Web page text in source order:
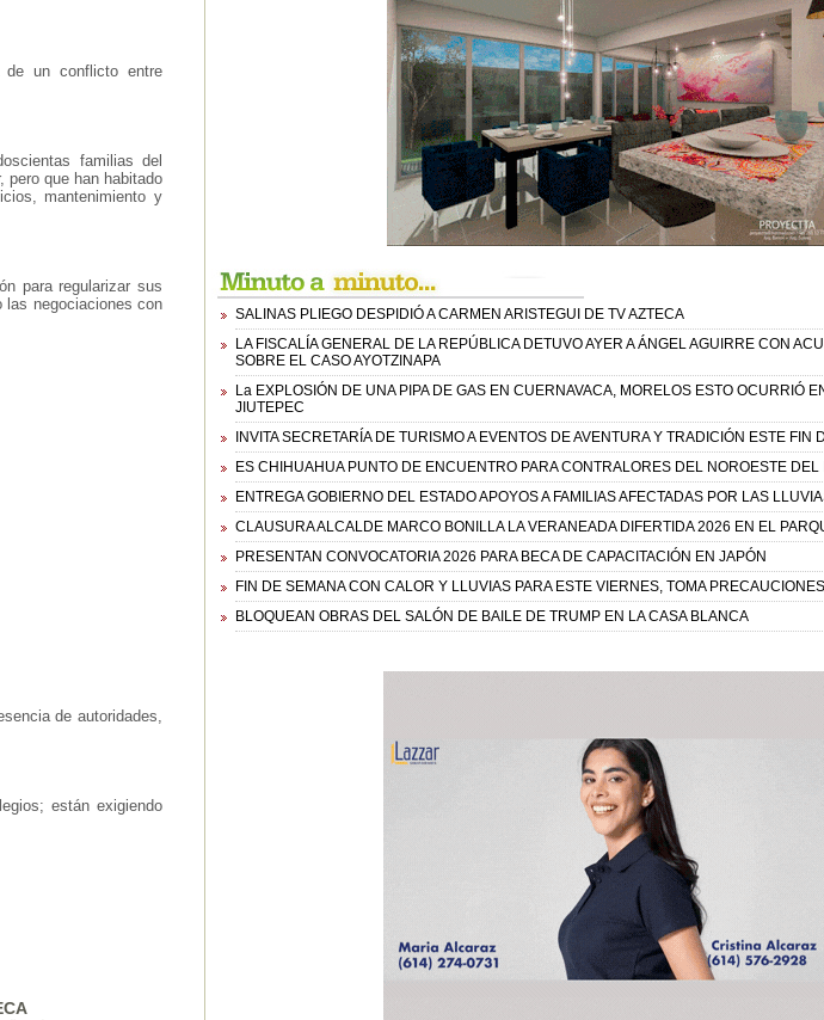
de un conflicto entre
familias del
pero que han habitado
mantenimiento y
para regularizar sus
las negociaciones con
de autoridades,
están exigiendo
SALINAS PLIEGO DESPIDIÓ A CARMEN ARISTEGUI DE TV AZTECA
LA FISCALÍA GENERAL DE LA REPÚBLICA DETUVO AYER A ÁNGEL AGUIRRE CON
SOBRE EL CASO AYOTZINAPA
La EXPLOSIÓN DE UNA PIPA DE GAS EN CUERNAVACA, MORELOS ESTO OCURRIÓ
JIUTEPEC
INVITA SECRETARÍA DE TURISMO A EVENTOS DE AVENTURA Y TRADICIÓN ESTE FIN
ES CHIHUAHUA PUNTO DE ENCUENTRO PARA CONTRALORES DEL NOROESTE DEL
ENTREGA GOBIERNO DEL ESTADO APOYOS A FAMILIAS AFECTADAS POR LAS
CLAUSURA ALCALDE MARCO BONILLA LA VERANEADA DIFERTIDA 2026 EN EL
PRESENTAN CONVOCATORIA 2026 PARA BECA DE CAPACITACIÓN EN JAPÓN
FIN DE SEMANA CON CALOR Y LLUVIAS PARA ESTE VIERNES, TOMA
BLOQUEAN OBRAS DEL SALÓN DE BAILE DE TRUMP EN LA CASA BLANCA